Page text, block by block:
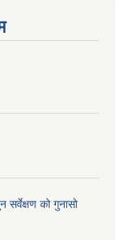
सर्वेक्षण को गुनासो